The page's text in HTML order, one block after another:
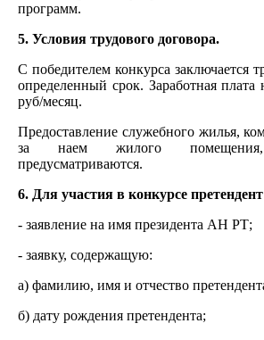
программ.
5. Условия трудового договора.
С победителем конкурса заключается
определенный срок. Заработная плата
руб/месяц.
Предоставление служебного жилья,
за наем жилого
предусматриваются.
6. Для участия в конкурсе
- заявление на имя президента АН РТ;
- заявку, содержащую:
а) фамилию, имя и отчество
б) дату рождения претендента;